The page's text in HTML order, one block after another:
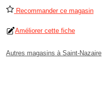
Recommander ce magasin
Améliorer cette fiche
Autres magasins à Saint-Nazaire